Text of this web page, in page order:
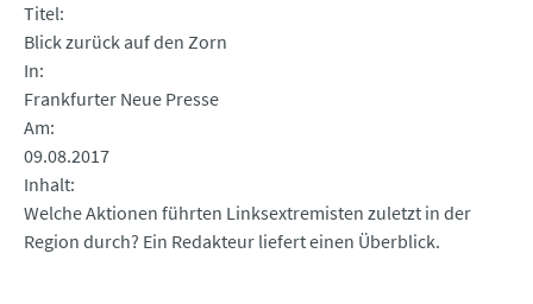
Titel
Blick zurück auf den Zorn
In
Frankfurter Neue Presse
Am
09.08.2017
Inhalt
Welche Aktionen führten Linksextremisten zuletzt in der
Region durch? Ein Redakteur liefert einen Überblick.